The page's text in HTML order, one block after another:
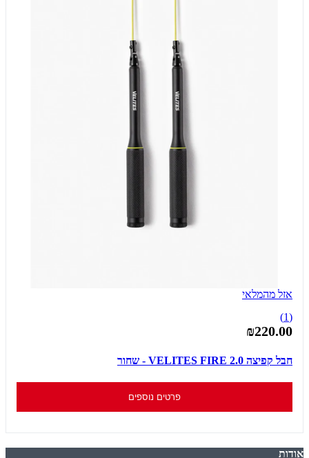
אזל מהמלאי
(1)
₪220.00
חבל קפיצה VELITES FIRE 2.0 - שחור
פרטים נוספים
אודות